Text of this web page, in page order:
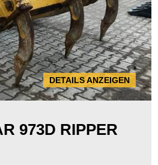
DETAILS ANZEIGEN
973D RIPPER